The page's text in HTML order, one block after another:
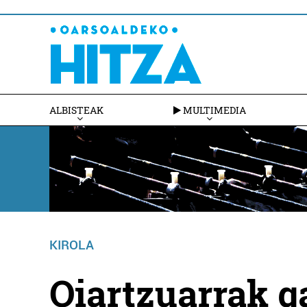
ALBISTEAK MULTIMEDIA
KIROLA
Oiartzuarrak